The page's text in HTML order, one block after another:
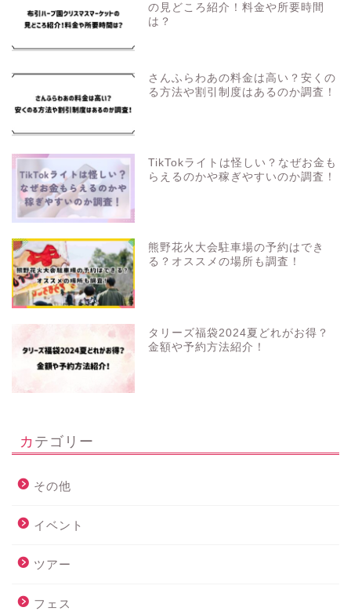
の見どころ紹介！料金や所要時間
は？
さんふらわあの料金は高い？安くの
る方法や割引制度はあるのか調査！
TikTokライトは怪しい？なぜお金も
らえるのかや稼ぎやすいのか調査！
熊野花火大会駐車場の予約はでき
る？オススメの場所も調査！
タリーズ福袋2024夏どれがお得？
金額や予約方法紹介！
カテゴリー
その他
イベント
ツアー
フェス